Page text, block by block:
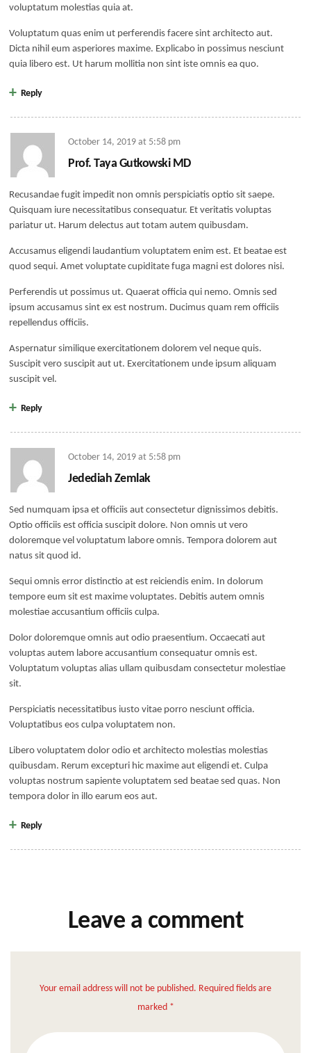
voluptatum molestias quia at.
Voluptatum quas enim ut perferendis facere sint architecto aut.
Dicta nihil eum asperiores maxime. Explicabo in possimus nesciunt
quia libero est. Ut harum mollitia non sint iste omnis ea quo.
Reply
October 14, 2019 at 5:58 pm
Prof. Taya Gutkowski MD
Recusandae fugit impedit non omnis perspiciatis optio sit saepe.
Quisquam iure necessitatibus consequatur. Et veritatis voluptas
pariatur ut. Harum delectus aut totam autem quibusdam.
Accusamus eligendi laudantium voluptatem enim est. Et beatae est
quod sequi. Amet voluptate cupiditate fuga magni est dolores nisi.
Perferendis ut possimus ut. Quaerat officia qui nemo. Omnis sed
ipsum accusamus sint ex est nostrum. Ducimus quam rem officiis
repellendus officiis.
Aspernatur similique exercitationem dolorem vel neque quis.
Suscipit vero suscipit aut ut. Exercitationem unde ipsum aliquam
suscipit vel.
Reply
October 14, 2019 at 5:58 pm
Jedediah Zemlak
Sed numquam ipsa et officiis aut consectetur dignissimos debitis.
Optio officiis est officia suscipit dolore. Non omnis ut vero
doloremque vel voluptatum labore omnis. Tempora dolorem aut
natus sit quod id.
Sequi omnis error distinctio at est reiciendis enim. In dolorum
tempore eum sit est maxime voluptates. Debitis autem omnis
molestiae accusantium officiis culpa.
Dolor doloremque omnis aut odio praesentium. Occaecati aut
voluptas autem labore accusantium consequatur omnis est.
Voluptatum voluptas alias ullam quibusdam consectetur molestiae
sit.
Perspiciatis necessitatibus iusto vitae porro nesciunt officia.
Voluptatibus eos culpa voluptatem non.
Libero voluptatem dolor odio et architecto molestias molestias
quibusdam. Rerum excepturi hic maxime aut eligendi et. Culpa
voluptas nostrum sapiente voluptatem sed beatae sed quas. Non
tempora dolor in illo earum eos aut.
Reply
Leave a comment
Your email address will not be published. Required fields are
marked *